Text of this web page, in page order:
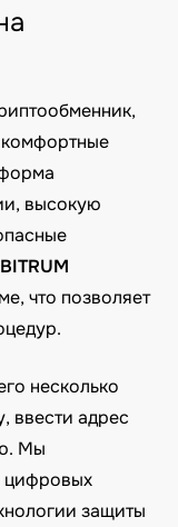
высокую
что позволяет
несколько
ввести адрес
Мы
цифровых
защиты